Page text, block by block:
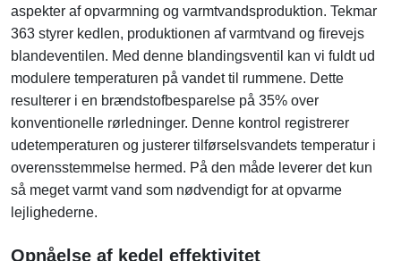
aspekter af opvarmning og varmtvandsproduktion. Tekmar
363 styrer kedlen, produktionen af ​​varmtvand og firevejs
blandeventilen. Med denne blandingsventil kan vi fuldt ud
modulere temperaturen på vandet til rummene. Dette
resulterer i en brændstofbesparelse på 35% over
konventionelle rørledninger. Denne kontrol registrerer
udetemperaturen og justerer tilførselsvandets temperatur i
overensstemmelse hermed. På den måde leverer det kun
så meget varmt vand som nødvendigt for at opvarme
lejlighederne.
Opnåelse af kedel effektivitet